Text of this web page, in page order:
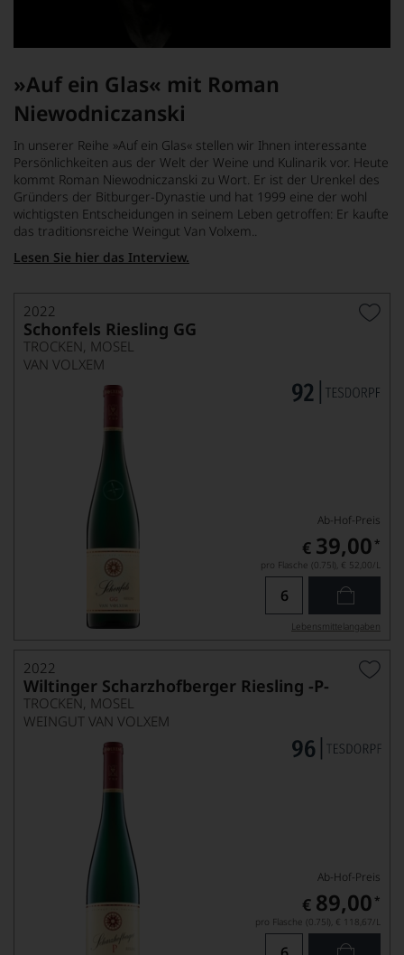
»Auf ein Glas« mit Roman
Niewodniczanski
In unserer Reihe »Auf ein Glas« stellen wir Ihnen interessante
Persönlichkeiten aus der Welt der Weine und Kulinarik vor. Heute
kommt Roman Niewodniczanski zu Wort. Er ist der Urenkel des
Gründers der Bitburger-Dynastie und hat 1999 eine der wohl
wichtigsten Entscheidungen in seinem Leben getroffen: Er kaufte
das traditionsreiche Weingut Van Volxem..
Lesen Sie hier das Interview.
2022
Schonfels Riesling GG
TROCKEN, MOSEL
VAN VOLXEM
Ab-Hof-Preis
€ 39,00 *
pro Flasche (0.75l), € 52,00/L
Lebensmittel­angaben
2022
Wiltinger Scharzhofberger Riesling -P-
TROCKEN, MOSEL
WEINGUT VAN VOLXEM
Ab-Hof-Preis
€ 89,00 *
pro Flasche (0.75l), € 118,67/L